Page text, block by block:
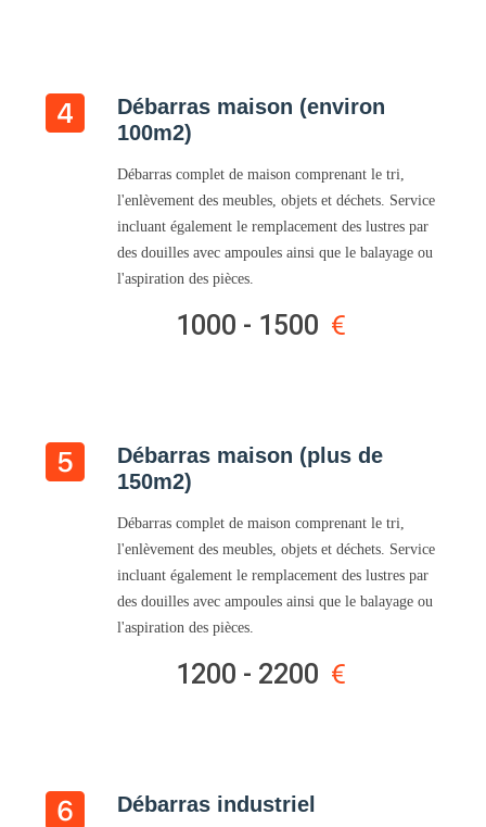
Débarras maison (environ
100m2)
Débarras complet de maison comprenant le tri,
l'enlèvement des meubles, objets et déchets. Service
incluant également le remplacement des lustres par
des douilles avec ampoules ainsi que le balayage ou
l'aspiration des pièces.
1000 - 1500
Débarras maison (plus de
150m2)
Débarras complet de maison comprenant le tri,
l'enlèvement des meubles, objets et déchets. Service
incluant également le remplacement des lustres par
des douilles avec ampoules ainsi que le balayage ou
l'aspiration des pièces.
1200 - 2200
Débarras industriel